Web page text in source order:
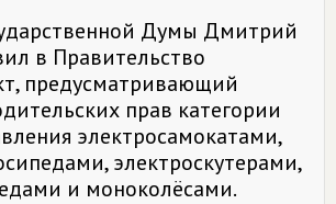
Думы Дмитрий
в Правительство
предусматривающий
прав категории
электросамокатами,
электроскутерами,
и моноколёсами.